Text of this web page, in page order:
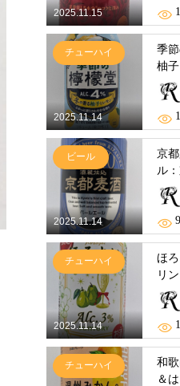
2025.11.15
2025.11.14
チューハイ
季
柚
2025.11.14
ビール
京
ル
2025.11.14
チューハイ
ほ
リ
チューハイ
和
＆